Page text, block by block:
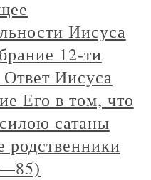
Иисуса
12-ти
Иисуса
Его в том, что
сатаны